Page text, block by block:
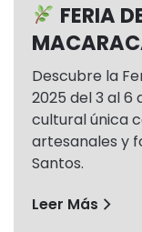
FERIA
Descubre la
2025 del 3 al 6
cultural única
artesanales y
Santos.
Leer Más